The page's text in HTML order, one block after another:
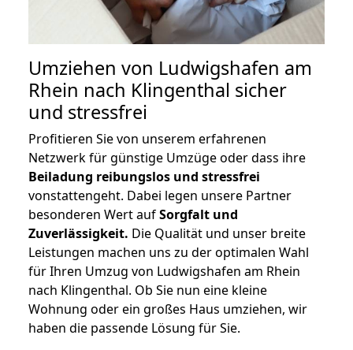
Umziehen von Ludwigshafen am
Rhein nach Klingenthal sicher
und stressfrei
Profitieren Sie von unserem erfahrenen
Netzwerk für günstige Umzüge oder dass ihre
Beiladung reibungslos und stressfrei
vonstattengeht. Dabei legen unsere Partner
besonderen Wert aufSorgfalt und
Zuverlässigkeit. Die Qualität und unser breite
Leistungen machen uns zu der optimalen Wahl
für Ihren Umzug von Ludwigshafen am Rhein
nach Klingenthal. Ob Sie nun eine kleine
Wohnung oder ein großes Haus umziehen, wir
haben die passende Lösung für Sie.